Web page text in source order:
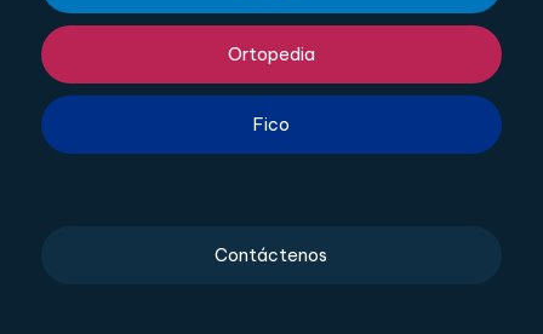
Ortopedia
Fico
Contáctenos